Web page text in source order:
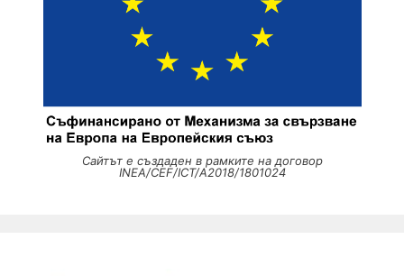
Сайтът е създаден в рамките на договор
INEA/CEF/ICT/A2018/1801024